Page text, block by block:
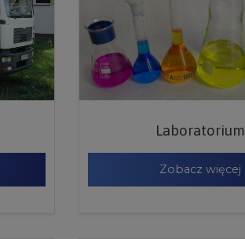
Laboratorium
Zobacz więcej